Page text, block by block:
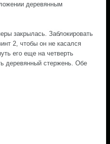
деревянным
закрылась. Заблокировать
2, чтобы он не касался
его еще на четверть
деревянный стержень. Обе